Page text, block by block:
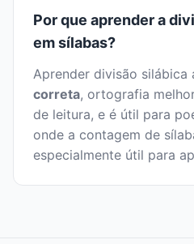
Por que aprender a
em sílabas?
Aprender divisão silábica
correta, ortografia
de leitura, e é útil para
onde a contagem de
especialmente útil para